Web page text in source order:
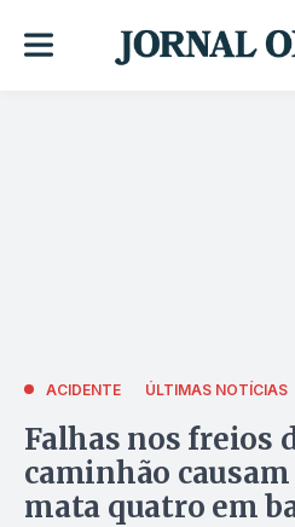
ACIDENTE ÚLTIMAS NOTÍCIAS
Falhas nos freios
caminhão
mata quatro em